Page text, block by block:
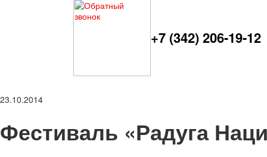
+7 (342) 206-19-12
23.10.2014
Фестиваль «Радуга